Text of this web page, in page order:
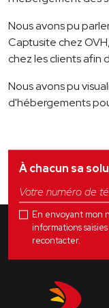
Nous avons pu
Captusite chez
chez les clients afin
Nous avons pu
d'hébergements
À chacun sa
En envoyant mon
informations
recontacter.